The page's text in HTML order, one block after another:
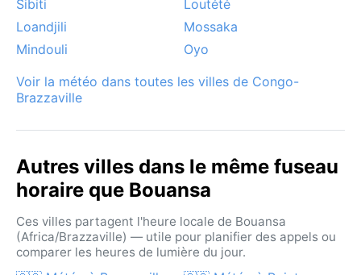
Sibiti
Loutété
Loandjili
Mossaka
Mindouli
Oyo
Voir la météo dans toutes les villes de Congo-
Brazzaville
Autres villes dans le même fuseau
horaire que Bouansa
Ces villes partagent l'heure locale de Bouansa
(Africa/Brazzaville) — utile pour planifier des appels ou
comparer les heures de lumière du jour.